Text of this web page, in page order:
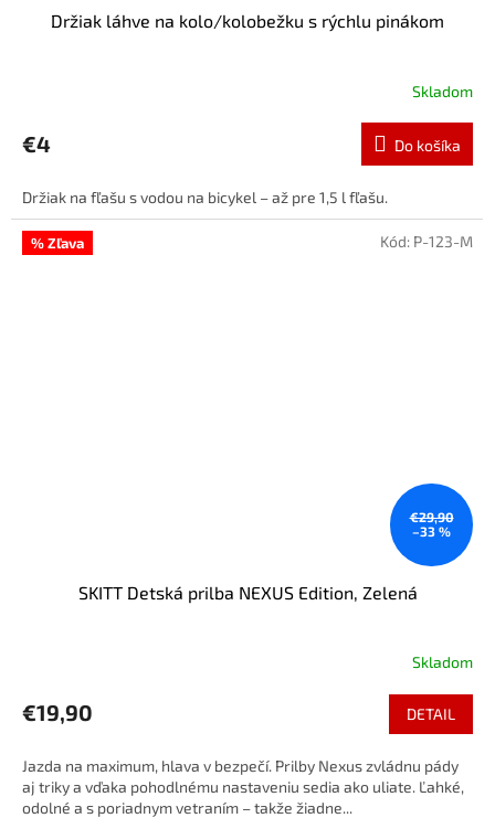
Držiak láhve na kolo/kolobežku s rýchlu pinákom
Skladom
€4 Do košíka
Držiak na fľašu s vodou na bicykel – až pre 1,5 l fľašu.
% Zľava
€29,90
–33 %
SKITT Detská prilba NEXUS Edition, Zelená
Skladom
€19,90 DETAIL
Jazda na maximum, hlava v bezpečí. Prilby Nexus zvládnu pády
aj triky a vďaka pohodlnému nastaveniu sedia ako uliate. Ľahké,
odolné a s poriadnym vetraním – takže žiadne...
Kód: P-123-M